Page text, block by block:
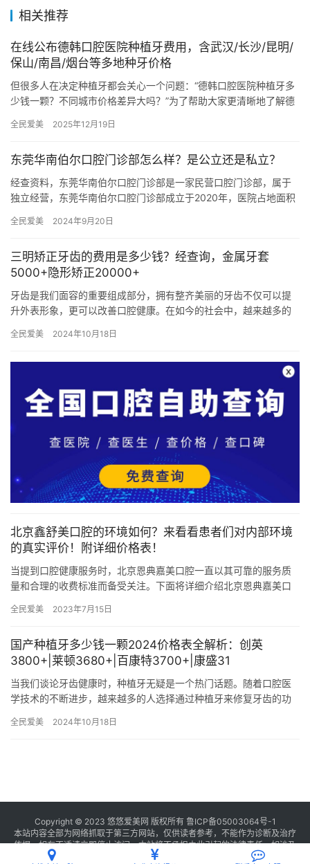
相关推荐
在线公布德韩口腔医院种植牙费用，含武汉/长沙/昆明/
保山/南昌/烟台等多地种牙价格
但很多人在决定种植牙都会关心一个问题：“德韩口腔医院种植牙多
少钱一颗？不同城市价格差异大吗？”为了帮助大家更清晰地了解德
全民爱美 2025年12月19日
东莞华南伯尔口腔门诊部怎么样？是公立还是私立？
经查资料，东莞华南伯尔口腔门诊部是一家民营口腔门诊部，属于
独立经营，东莞华南伯尔口腔门诊部成立于2020年，医院占地面积
全民爱美 2024年9月20日
三明矫正牙齿的费用是多少钱？经查询，金属牙套
5000+隐形矫正20000+
牙齿是我们面容的重要组成部分，拥有整齐美丽的牙齿不仅可以提
升外表形象，更可以改善口腔健康。在如今的社会中，越来越多的
备受关…
全民爱美 2024年10月18日
北京鑫舒美口腔的环境如何？来看看患者们对内部环境
的真实评价！附详细价格表！
当提到口腔健康服务时，北京恩典嘉美口腔一直以其可靠的服务质
量和合理的收费标准而备受关注。下面将详细介绍北京恩典嘉美口
波…
全民爱美 2023年7月15日
国产种植牙多少钱一颗2024价格表全解析：创英
3800+|莱顿3680+|百康特3700+|康盛31
当我们谈论牙齿健康时，种植牙无疑是一个热门话题。随着口腔医
学技术的不断进步，越来越多的人选择通过种植牙来修复牙齿的功
量可靠…
全民爱美 2024年10月18日
Copyright © 2023 悠悠爱美网 版权所有 鲁ICP备05003064号-1
本站内容全部为网络抓取于第三方网站，仅供读者参考，不能作为诊断及治疗
依据，如有不适请立即停止访问，本站将不承担由此引起的法律责任。如涉及
联系我们